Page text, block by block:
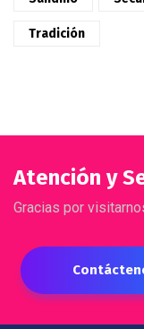
Tradición
Atención y
Gracias por